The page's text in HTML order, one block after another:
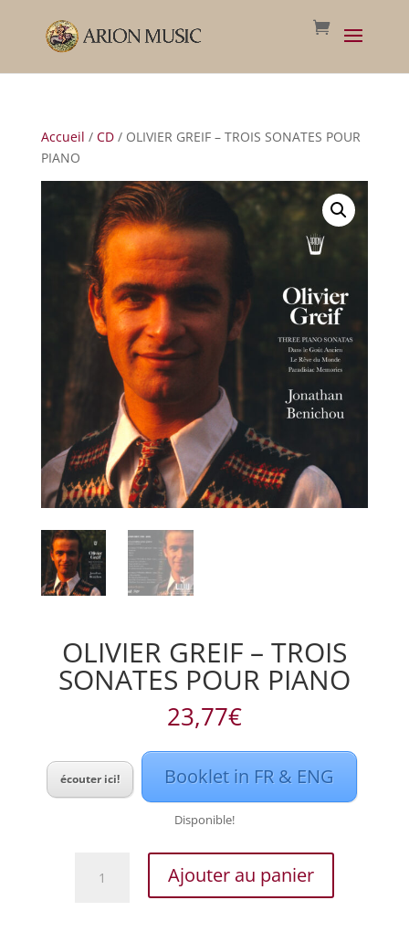
Accueil / CD/ OLIVIER GREIF – TROIS SONATES POUR
PIANO
OLIVIER GREIF – TROIS
SONATES POUR PIANO
23,77€
écouter ici! Booklet in FR & ENG
Disponible!
Ajouter au panier